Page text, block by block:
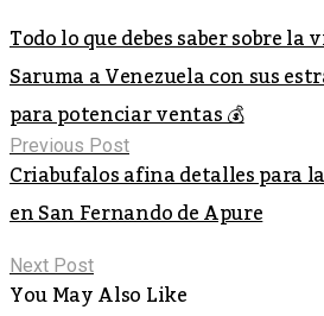
Todo lo que debes saber sobre la
Saruma a Venezuela con sus
para potenciar ventas 💰
Previous Post
Criabufalos afina detalles para
en San Fernando de Apure
Next Post
You May Also Like